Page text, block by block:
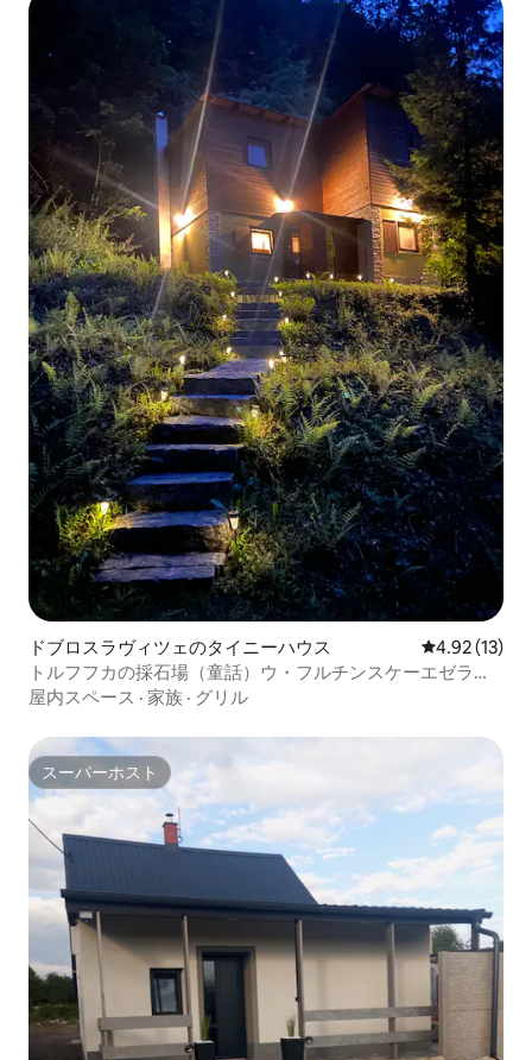
ドブロスラヴィツェのタイニーハウス レビュー13
4.92 (13)
トルフフカの採石場（童話）ウ・フルチンスケーエゼラ・
シュテコヴナ
屋内スペース · 家族 · グリル
スーパーホスト
スーパーホスト